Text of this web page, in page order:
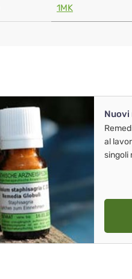
1MK
al
singoli